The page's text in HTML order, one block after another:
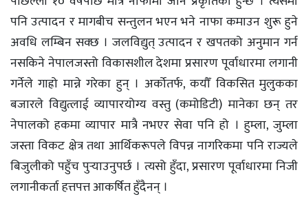
पनि उत्पादन र मागबीच सन्तुलन भएन भने नाफा कमाउन शुरू हुने
अवधि लम्बिन सक्छ । जलविद्युत् उत्पादन र खपतको अनुमान गर्न
नसकिने नेपालजस्तो विकासशील देशमा प्रसारण पूर्वाधारमा लगानी
गर्नेले गाह्रो मान्ने गरेका हुन् । अर्कोतर्फ, कयौँ विकसित मुलुकका
बजारले विद्युत्लाई व्यापारयोग्य वस्तु (कमोडिटी) मानेका छन् तर
नेपालको हकमा व्यापार मात्रै नभएर सेवा पनि हो । हुम्ला, जुम्ला
जस्ता विकट क्षेत्र तथा आर्थिकरूपले विपन्न नागरिकमा पनि राज्यले
बिजुलीको पहुँच पुर्‍याउनुपर्छ । त्यसो हुँदा, प्रसारण पूर्वाधारमा निजी
लगानीकर्ता हत्तपत्त आकर्षित हुँदैनन् ।